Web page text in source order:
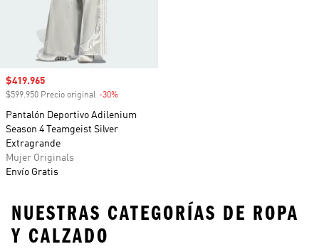
Precio de venta
$419.965
$599.950 Precio original -30%
Pantalón Deportivo Adilenium
Season 4 Teamgeist Silver
Extragrande
Mujer Originals
Envío Gratis
NUESTRAS CATEGORÍAS DE ROPA
Y CALZADO